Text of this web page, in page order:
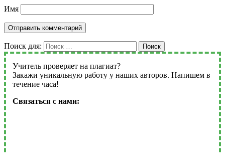
Имя
Поиск для: Поиск
Учитель проверяет на плагиат?
Закажи уникальную работу у наших авторов. Напишем в
течение часа!
Связаться с нами: